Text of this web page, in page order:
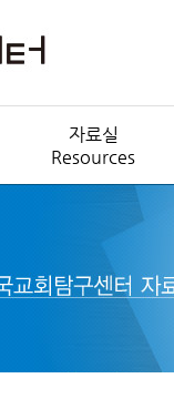
자료실
Resources